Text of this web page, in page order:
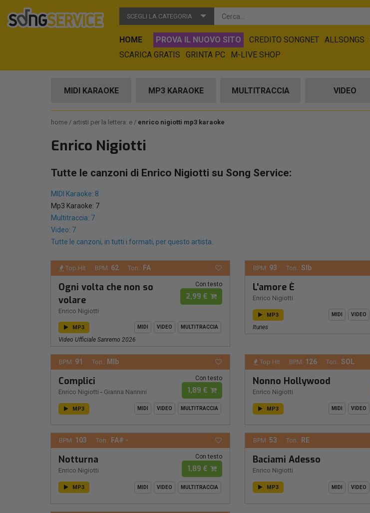
SCEGLI LA CATEGORIA
HOME PROVA IL NUOVO SITO CREDITO SONGNET ALLSONGS
SCARICA GRATIS
GRINTA PC M-LIVE SHOP
MIDI KARAOKE MP3 KARAOKE MULTITRACCIA VIDEO
home artisti per la lettera: e enrico nigiotti mp3 karaoke
Enrico Nigiotti
Tutte le canzoni di Enrico Nigiotti su Song Service:
MIDI Karaoke: 8
Mp3 Karaoke: 7
Multitraccia: 7
Video: 7
Tutte le canzoni, in tutti i formati, per questo artista.
Top Hit BPM: 62 Ton.: FA
Ogni volta che non so
volare
Enrico Nigiotti
Con testo
2,99 €
MP3 MIDI VIDEO MULTITRACCIA
Video Ufficiale Sanremo 2026
BPM: 93 Ton.: SIb
L'amore È
Enrico Nigiotti
MP3 MIDI VIDEO
Itunes
BPM: 91 Ton.: MIb
Complici
Enrico Nigiotti - Gianna Nannini
Con testo
1,89 €
MP3 MIDI VIDEO MULTITRACCIA
Top Hit BPM: 126 Ton.: SOL
Nonno Hollywood
Enrico Nigiotti
MP3 MIDI VIDEO
BPM: 103 Ton.: FA# -
Notturna
Enrico Nigiotti
Con testo
1,89 €
MP3 MIDI VIDEO MULTITRACCIA
BPM: 53 Ton.: RE
Baciami Adesso
Enrico Nigiotti
MP3 MIDI VIDEO